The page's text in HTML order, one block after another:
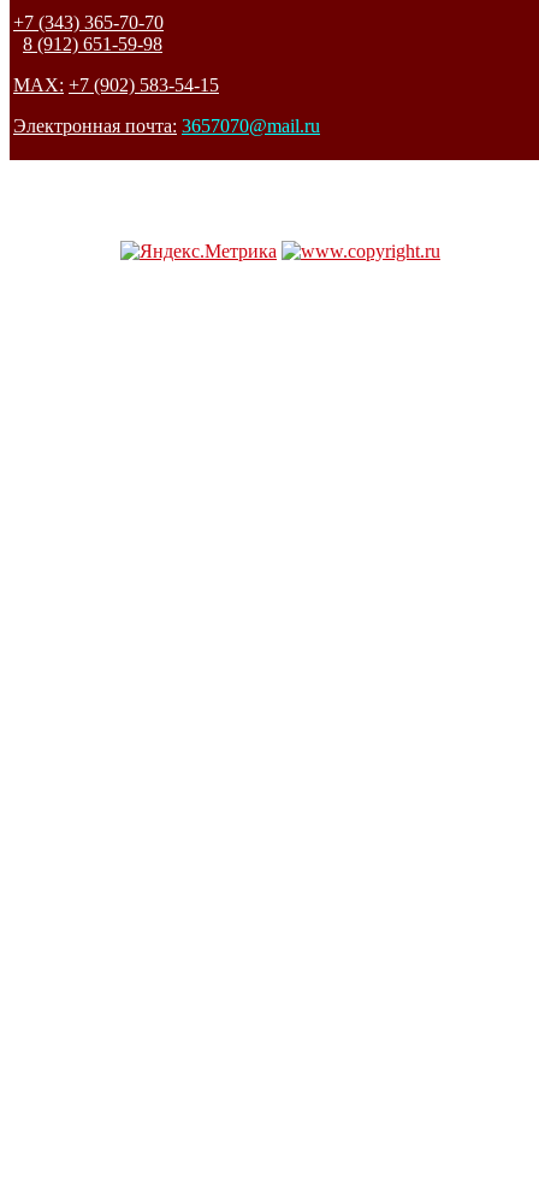
+7 (343) 365-70-70
8 (912) 651-59-98
MAX: +7 (902) 583-54-15
Электронная почта: 3657070@mail.ru